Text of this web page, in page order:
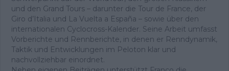
und den Grand Tours – darunter die Tour de France, der
Giro d’Italia und La Vuelta a España – sowie über den
internationalen Cyclocross-Kalender. Seine Arbeit umfasst
Vorberichte und Rennberichte, in denen er Renndynamik,
Taktik und Entwicklungen im Peloton klar und
nachvollziehbar einordnet.